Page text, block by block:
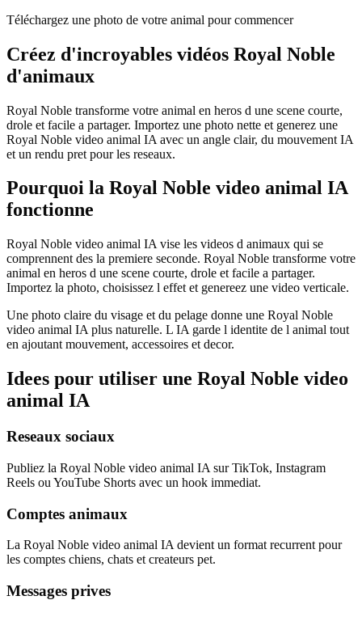
Téléchargez une photo de votre animal pour commencer
Créez d'incroyables vidéos Royal Noble
d'animaux
Royal Noble transforme votre animal en heros d une scene courte,
drole et facile a partager. Importez une photo nette et generez une
Royal Noble video animal IA avec un angle clair, du mouvement IA
et un rendu pret pour les reseaux.
Pourquoi la Royal Noble video animal IA
fonctionne
Royal Noble video animal IA vise les videos d animaux qui se
comprennent des la premiere seconde. Royal Noble transforme votre
animal en heros d une scene courte, drole et facile a partager.
Importez la photo, choisissez l effet et genereez une video verticale.
Une photo claire du visage et du pelage donne une Royal Noble
video animal IA plus naturelle. L IA garde l identite de l animal tout
en ajoutant mouvement, accessoires et decor.
Idees pour utiliser une Royal Noble video
animal IA
Reseaux sociaux
Publiez la Royal Noble video animal IA sur TikTok, Instagram
Reels ou YouTube Shorts avec un hook immediat.
Comptes animaux
La Royal Noble video animal IA devient un format recurrent pour
les comptes chiens, chats et createurs pet.
Messages prives